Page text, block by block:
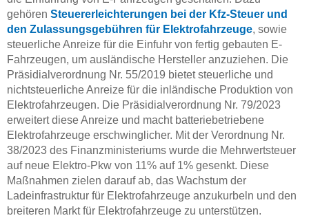
gehören Steuererleichterungen bei der Kfz-Steuer und
den Zulassungsgebühren für Elektrofahrzeuge, sowie
steuerliche Anreize für die Einfuhr von fertig gebauten E-
Fahrzeugen, um ausländische Hersteller anzuziehen. Die
Präsidialverordnung Nr. 55/2019 bietet steuerliche und
nichtsteuerliche Anreize für die inländische Produktion von
Elektrofahrzeugen. Die Präsidialverordnung Nr. 79/2023
erweitert diese Anreize und macht batteriebetriebene
Elektrofahrzeuge erschwinglicher. Mit der Verordnung Nr.
38/2023 des Finanzministeriums wurde die Mehrwertsteuer
auf neue Elektro-Pkw von 11% auf 1% gesenkt. Diese
Maßnahmen zielen darauf ab, das Wachstum der
Ladeinfrastruktur für Elektrofahrzeuge anzukurbeln und den
breiteren Markt für Elektrofahrzeuge zu unterstützen.